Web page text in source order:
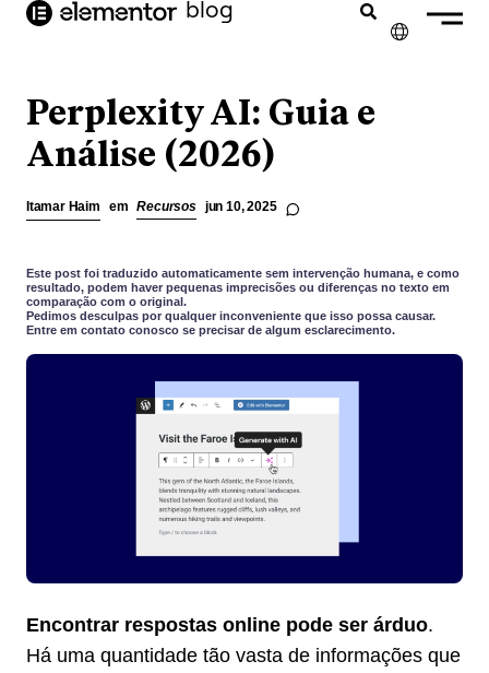
conteúdo
blog
ENGLISH
ESPAÑOL
ITALIANO
Perplexity AI: Guia e
Análise (2026)
Itamar Haim em Recursos jun 10, 2025
Este post foi traduzido automaticamente sem intervenção humana, e como
resultado, podem haver pequenas imprecisões ou diferenças no texto em
comparação com o original.
Pedimos desculpas por qualquer inconveniente que isso possa causar.
Entre em contato conosco se precisar de algum esclarecimento.
Encontrar respostas online pode ser árduo.
Há uma quantidade tão vasta de informações que